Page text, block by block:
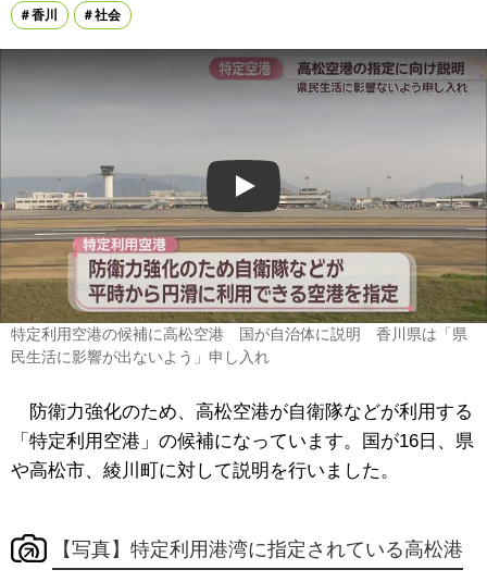
香川
社会
Play
特定利用空港の候補に高松空港 国が自治体に説明 香川県は「県
民生活に影響が出ないよう」申し入れ
防衛力強化のため、高松空港が自衛隊などが利用する
「特定利用空港」の候補になっています。国が16日、県
や高松市、綾川町に対して説明を行いました。
【写真】特定利用港湾に指定されている高松港